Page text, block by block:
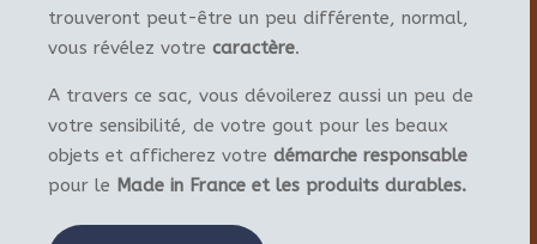
trouveront peut-être un peu différente, normal,
vous révélez votre caractère.
A travers ce sac, vous dévoilerez aussi un peu de
votre sensibilité, de votre gout pour les beaux
objets et afficherez votre démarche responsable
pour le Made in France et les produits durables.